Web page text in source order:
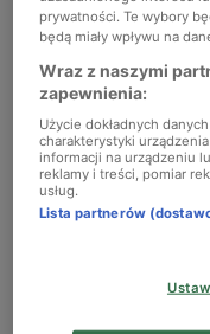
Chopin
Podcasty
prywatności. Te wybory
będą miały wpływu na
Wraz z naszymi
zapewnienia:
Użycie dokładnych
charakterystyki
informacji na urządzeniu
reklamy i treści, pomiar
usług.
Lista partnerów